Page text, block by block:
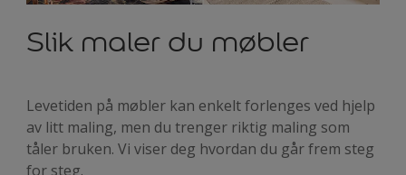
Slik maler du møbler
Levetiden på møbler kan enkelt forlenges ved hjelp
av litt maling, men du trenger riktig maling som
tåler bruken. Vi viser deg hvordan du går frem steg
for steg.